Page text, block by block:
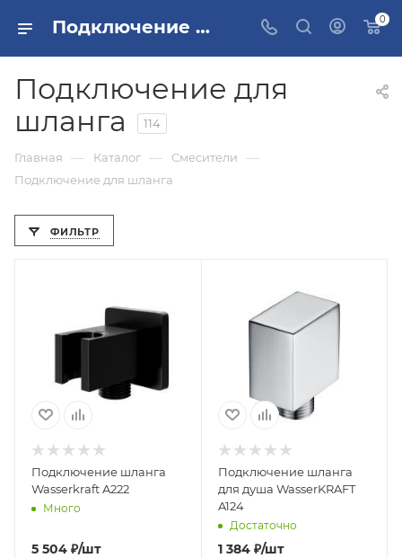
Подключение для душевого шланга Москва 0
Подключение для
шланга
114
Главная — Каталог — Смесители —
Подключение для шланга
ФИЛЬТР
Подключение шланга
Wasserkraft A222
Много
5 504 ₽/шт
Подключение шланга
для душа WasserKRAFT
A124
Достаточно
1 384₽/шт